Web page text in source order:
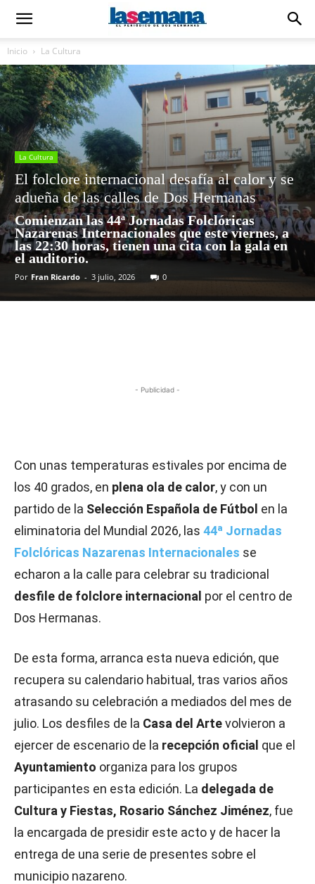
Inicio La Cultura
La Cultura
El folclore internacional desafía al calor y se
adueña de las calles de Dos Hermanas
Comienzan las 44ª Jornadas Folclóricas
Nazarenas Internacionales que este viernes, a
las 22:30 horas, tienen una cita con la gala en
el auditorio.
Por Fran Ricardo - 3 julio, 2026 0
- Publicidad -
Con unas temperaturas estivales por encima de
los 40 grados, en plena ola de calor, y con un
partido de la Selección Española de Fútbol en la
eliminatoria del Mundial 2026, las 44ª Jornadas
Folclóricas Nazarenas Internacionales se
echaron a la calle para celebrar su tradicional
desfile de folclore internacional por el centro de
Dos Hermanas.
De esta forma, arranca esta nueva edición, que
recupera su calendario habitual, tras varios años
atrasando su celebración a mediados del mes de
julio. Los desfiles de la Casa del Artevolvieron a
ejercer de escenario de la recepción oficial que el
Ayuntamiento organiza para los grupos
participantes en esta edición. La delegada de
Cultura y Fiestas, Rosario Sánchez Jiménez, fue
la encargada de presidir este acto y de hacer la
entrega de una serie de presentes sobre el
municipio nazareno.